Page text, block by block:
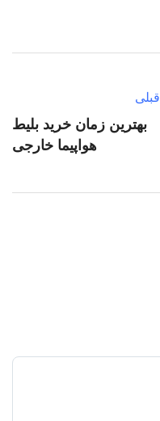
قبلی
بهترین زمان خرید بلیط
هواپیما خارجی